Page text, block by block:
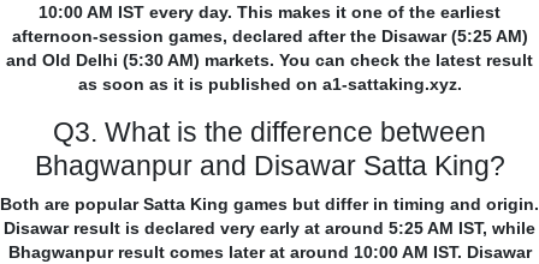
10:00 AM IST every day. This makes it one of the earliest
afternoon-session games, declared after the Disawar (5:25 AM)
and Old Delhi (5:30 AM) markets. You can check the latest result
as soon as it is published on a1-sattaking.xyz.
Q3. What is the difference between
Bhagwanpur and Disawar Satta King?
Both are popular Satta King games but differ in timing and origin.
Disawar result is declared very early at around 5:25 AM IST, while
Bhagwanpur result comes later at around 10:00 AM IST. Disawar